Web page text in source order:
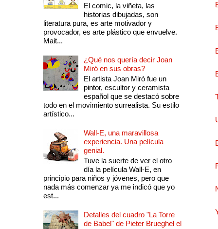
El comic, la viñeta, las
historias dibujadas, son
literatura pura, es arte motivador y
provocador, es arte plástico que envuelve.
Mait...
¿Qué nos quería decir Joan
Miró en sus obras?
El artista Joan Miró fue un
pintor, escultor y ceramista
español que se destacó sobre
todo en el movimiento surrealista. Su estilo
artístico...
Wall-E, una maravillosa
experiencia. Una película
genial.
Tuve la suerte de ver el otro
día la película Wall-E, en
principio para niños y jóvenes, pero que
nada más comenzar ya me indicó que yo
est...
Detalles del cuadro "La Torre
de Babel" de Pieter Brueghel el